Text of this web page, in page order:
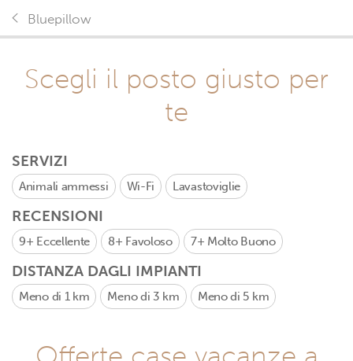
Bluepillow
Scegli il posto giusto per
te
SERVIZI
Animali ammessi Wi-Fi Lavastoviglie
RECENSIONI
9+ Eccellente 8+ Favoloso 7+ Molto Buono
DISTANZA DAGLI IMPIANTI
Meno di 1 km Meno di 3 km Meno di 5 km